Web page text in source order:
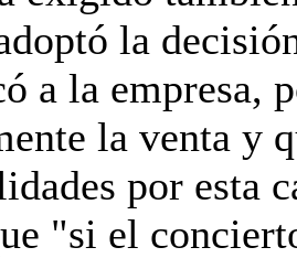
la
a la empresa,
la venta y
por esta
"si el